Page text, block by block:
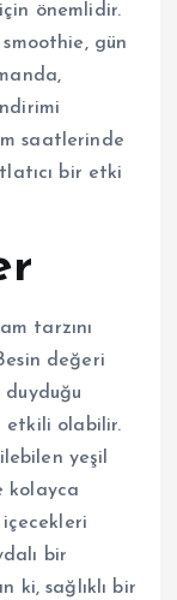
önemlidir.
gün
saatlerinde
bir etki
tarzını
değeri
duyduğu
etkili olabilir.
yeşil
kolayca
içecekleri
bir
ki, sağlıklı bir